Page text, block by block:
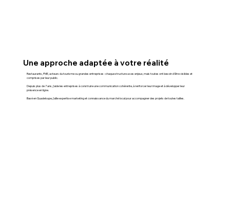
Une approche adaptée à votre réalité
Restaurants, PME, acteurs du tourisme ou grandes entreprises : chaque structure a ses enjeux, mais toutes ont besoin d'être visibles et
comprises par leur public.
Depuis plus de 7 ans, j'aide les entreprises à construire une communication cohérente, à renforcer leur image et à développer leur
présence en ligne.
Basé en Guadeloupe, j'allie expertise marketing et connaissance du marché local pour accompagner des projets de toutes tailles.